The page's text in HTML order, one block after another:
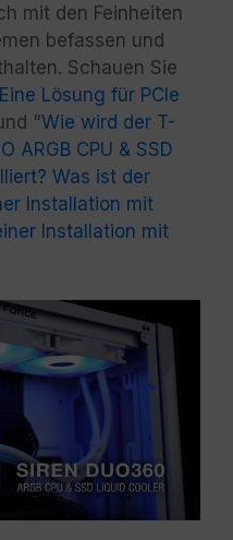
mit den Feinheiten
befassen und
Schauen Sie
Lösung für PCIe
"Wie wird der T-
ARGB CPU & SSD
Was ist der
Installation mit
Installation mit